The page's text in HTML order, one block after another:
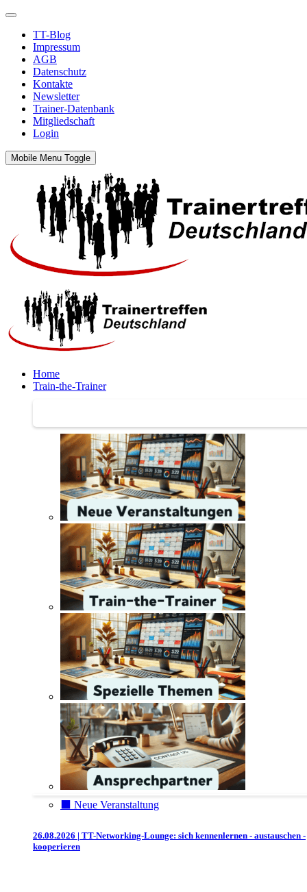
TT-Blog
Impressum
AGB
Datenschutz
Kontakte
Newsletter
Trainer-Datenbank
Mitgliedschaft
Login
Mobile Menu Toggle
Home
Train-the-Trainer
⬛️ Neue Veranstaltung
26.08.2026 | TT-Networking-Lounge: sich kennenlernen - austauschen -
kooperieren